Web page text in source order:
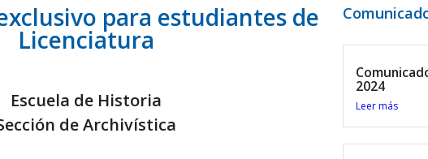
para estudiantes de
Licenciatura
Escuela de Historia
de Archivística
2024
Leer más